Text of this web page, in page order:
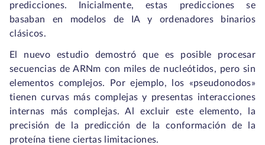
predicciones. Inicialmente, estas predicciones se
basaban en modelos de IA y ordenadores binarios
clásicos.
El nuevo estudio demostró que es posible procesar
secuencias de ARNm con miles de nucleótidos, pero sin
elementos complejos. Por ejemplo, los «pseudonodos»
tienen curvas más complejas y presentas interacciones
internas más complejas. Al excluir este elemento, la
precisión de la predicción de la conformación de la
proteína tiene ciertas limitaciones.